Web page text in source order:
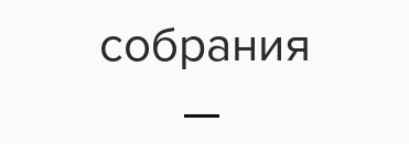
собрания